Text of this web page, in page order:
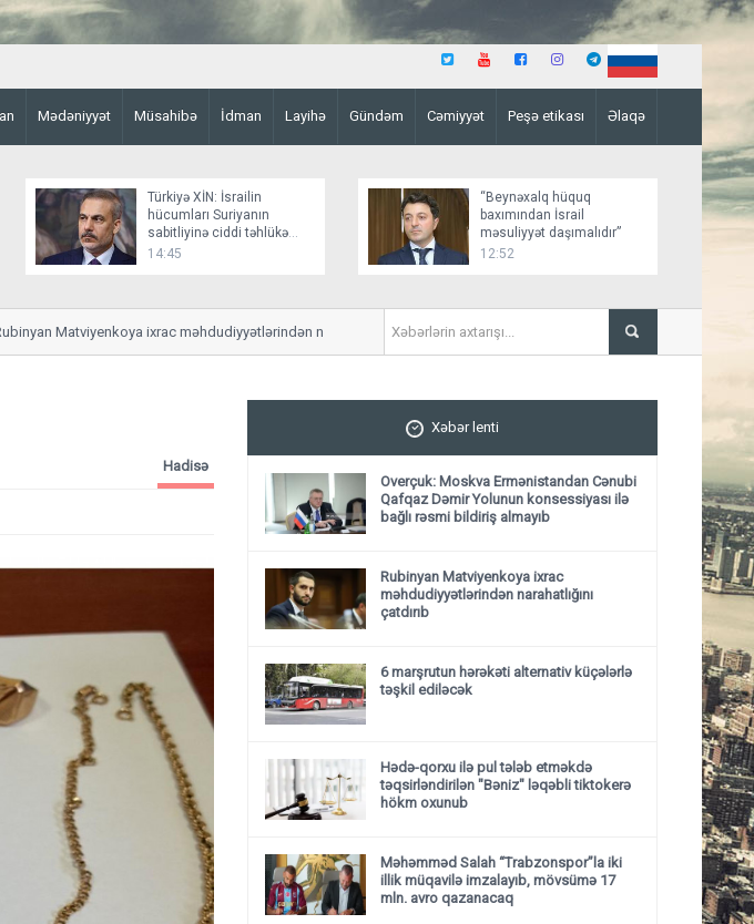
Mədəniyyət Müsahibə İdman Layihə Gündəm Cəmiyyət Peşə etikası Əlaqə
Türkiyə XİN: İsrailin
hücumları Suriyanın
sabitliyinə ciddi təhlükə
yaradır
14:45
“Beynəxalq hüquq
baxımından İsrail
məsuliyyət daşımalıdır”
12:52
Matviyenkoya ixrac məhdudiyyətlərindən narahatlığını çatdırıb 6 marşrutun hərəkəti
Hadisə
Xəbər lenti
Overçuk: Moskva Ermənistandan Cənubi
Qafqaz Dəmir Yolunun konsessiyası ilə
bağlı rəsmi bildiriş almayıb
Rubinyan Matviyenkoya ixrac
məhdudiyyətlərindən narahatlığını
çatdırıb
6 marşrutun hərəkəti alternativ küçələrlə
təşkil ediləcək
Hədə-qorxu ilə pul tələb etməkdə
təqsirləndirilən "Bəniz" ləqəbli tiktokerə
hökm oxunub
Məhəmməd Salah “Trabzonspor”la iki
illik müqavilə imzalayıb, mövsümə 17
mln. avro qazanacaq